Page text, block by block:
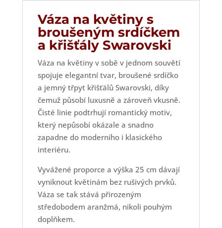
Váza na květiny s
broušeným srdíčkem
a křišťály Swarovski
Váza na květiny v sobě v jednom souvětí
spojuje elegantní tvar, broušené srdíčko
a jemný třpyt křišťálů Swarovski, díky
čemuž působí luxusně a zároveň vkusně.
Čisté linie podtrhují romantický motiv,
který nepůsobí okázale a snadno
zapadne do moderního i klasického
interiéru.
Vyvážené proporce a výška 25 cm dávají
vyniknout květinám bez rušivých prvků.
Váza se tak stává přirozeným
středobodem aranžmá, nikoli pouhým
doplňkem.